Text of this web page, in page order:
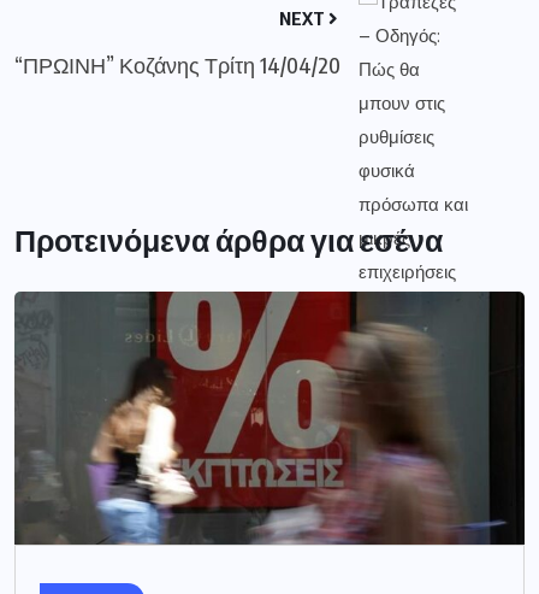
NEXT
“ΠΡΩΙΝΗ” Κοζάνης Τρίτη 14/04/20
Προτεινόμενα άρθρα για εσένα